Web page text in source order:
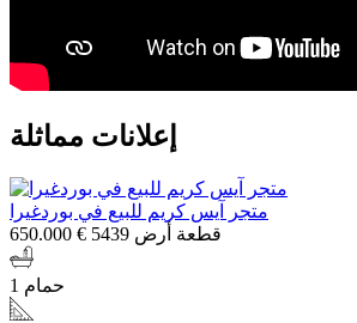
إعلانات مماثلة
متجر آيس كريم للبيع في بوردغيرا
قطعة أرض 5439
€ 650.000
1 حمام